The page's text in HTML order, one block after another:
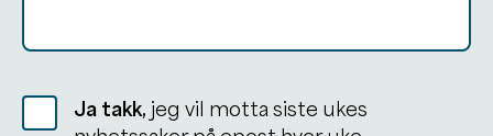
Ja takk, jeg vil motta siste ukes